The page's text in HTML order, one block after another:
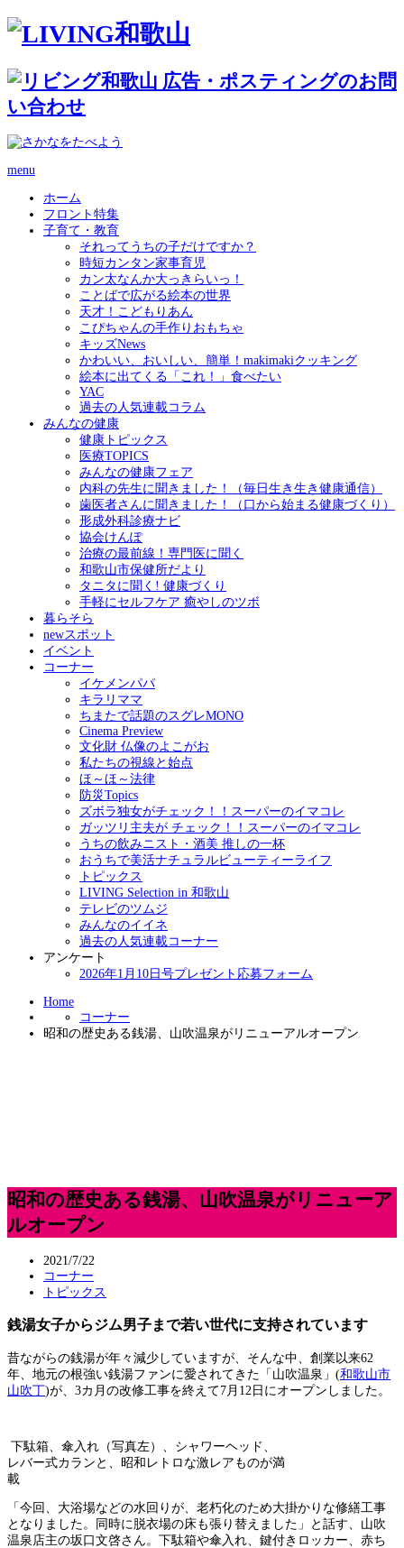
menu
ホーム
フロント特集
子育て・教育
それってうちの子だけですか？
時短カンタン家事育児
カン太なんか大っきらいっ！
ことばで広がる絵本の世界
天才！こどもりあん
こぴちゃんの手作りおもちゃ
キッズNews
かわいい、おいしい、簡単！makimakiクッキング
絵本に出てくる「これ！」食べたい
YAC
過去の人気連載コラム
みんなの健康
健康トピックス
医療TOPICS
みんなの健康フェア
内科の先生に聞きました！（毎日生き生き健康通信）
歯医者さんに聞きました！（口から始まる健康づくり）
形成外科診療ナビ
協会けんぽ
治療の最前線！専門医に聞く
和歌山市保健所だより
タニタに聞く! 健康づくり
手軽にセルフケア 癒やしのツボ
暮らそら
newスポット
イベント
コーナー
イケメンパパ
キラリママ
ちまたで話題のスグレMONO
Cinema Preview
文化財 仏像のよこがお
私たちの視線と始点
ほ～ほ～法律
防災Topics
ズボラ独女がチェック！！スーパーのイマコレ
ガッツリ主夫が チェック！！スーパーのイマコレ
うちの飲みニスト・酒美 推しの一杯
おうちで美活ナチュラルビューティーライフ
トピックス
LIVING Selection in 和歌山
テレビのツムジ
みんなのイイネ
過去の人気連載コーナー
アンケート
2026年1月10日号プレゼント応募フォーム
Home
コーナー
昭和の歴史ある銭湯、山吹温泉がリニューアルオープン
昭和の歴史ある銭湯、山吹温泉がリニューア
ルオープン
2021/7/22
コーナー
トピックス
銭湯女子からジム男子まで若い世代に支持されています
昔ながらの銭湯が年々減少していますが、そんな中、創業以来62
年、地元の根強い銭湯ファンに愛されてきた「山吹温泉」(和歌山市
山吹丁)が、3カ月の改修工事を終えて7月12日にオープンしました。
下駄箱、傘入れ（写真左）、シャワーヘッド、
レバー式カランと、昭和レトロな激レアものが満
載
「今回、大浴場などの水回りが、老朽化のため大掛かりな修繕工事
となりました。同時に脱衣場の床も張り替えました」と話す、山吹
温泉店主の坂口文啓さん。下駄箱や傘入れ、鍵付きロッカー、赤ち